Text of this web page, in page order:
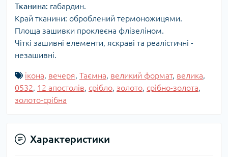
Тканина: габардин.
Край тканини: оброблений термоножицями.
Площа зашивки проклеєна флізеліном.
Чіткі зашивні елементи, яскраві та реалістичні -
незашивні.
ікона, вечеря, Таємна, великий формат, велика,
0532, 12 апостолів, срібло, золото, срібно-золота,
золото-срібна
Характеристики